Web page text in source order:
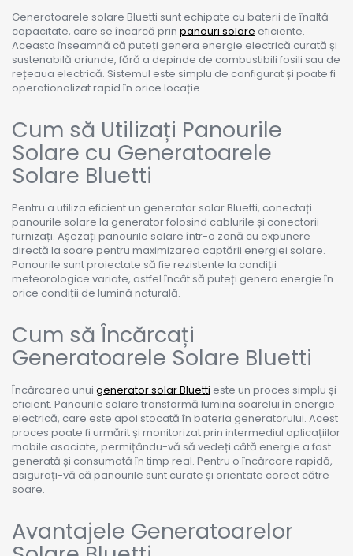
Generatoarele solare Bluetti sunt echipate cu baterii de înaltă
capacitate, care se încarcă prin panouri solare eficiente.
Aceasta înseamnă că puteți genera energie electrică curată și
sustenabilă oriunde, fără a depinde de combustibili fosili sau de
rețeaua electrică. Sistemul este simplu de configurat și poate fi
operationalizat rapid în orice locație.
Cum să Utilizați Panourile
Solare cu Generatoarele
Solare Bluetti
Pentru a utiliza eficient un generator solar Bluetti, conectați
panourile solare la generator folosind cablurile și conectorii
furnizați. Așezați panourile solare într-o zonă cu expunere
directă la soare pentru maximizarea captării energiei solare.
Panourile sunt proiectate să fie rezistente la condiții
meteorologice variate, astfel încât să puteți genera energie în
orice condiții de lumină naturală.
Cum să Încărcați
Generatoarele Solare Bluetti
Încărcarea unui generator solar Bluetti este un proces simplu și
eficient. Panourile solare transformă lumina soarelui în energie
electrică, care este apoi stocată în bateria generatorului. Acest
proces poate fi urmărit și monitorizat prin intermediul aplicațiilor
mobile asociate, permițându-vă să vedeți câtă energie a fost
generată și consumată în timp real. Pentru o încărcare rapidă,
asigurați-vă că panourile sunt curate și orientate corect către
soare.
Avantajele Generatoarelor